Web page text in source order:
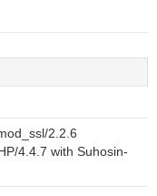
2.2.6
4.4.7 with Suhosin-